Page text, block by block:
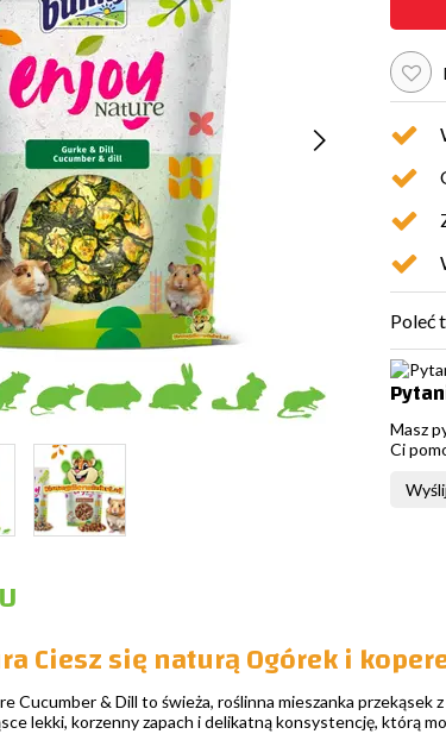
Poleć
Masz
Ci
Ciesz się naturą Ogórek i
Cucumber & Dill to świeża, roślinna mieszanka przekąsek
lekki, korzenny zapach i delikatną konsystencję, którą